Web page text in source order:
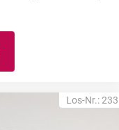
Los-Nr.: 233